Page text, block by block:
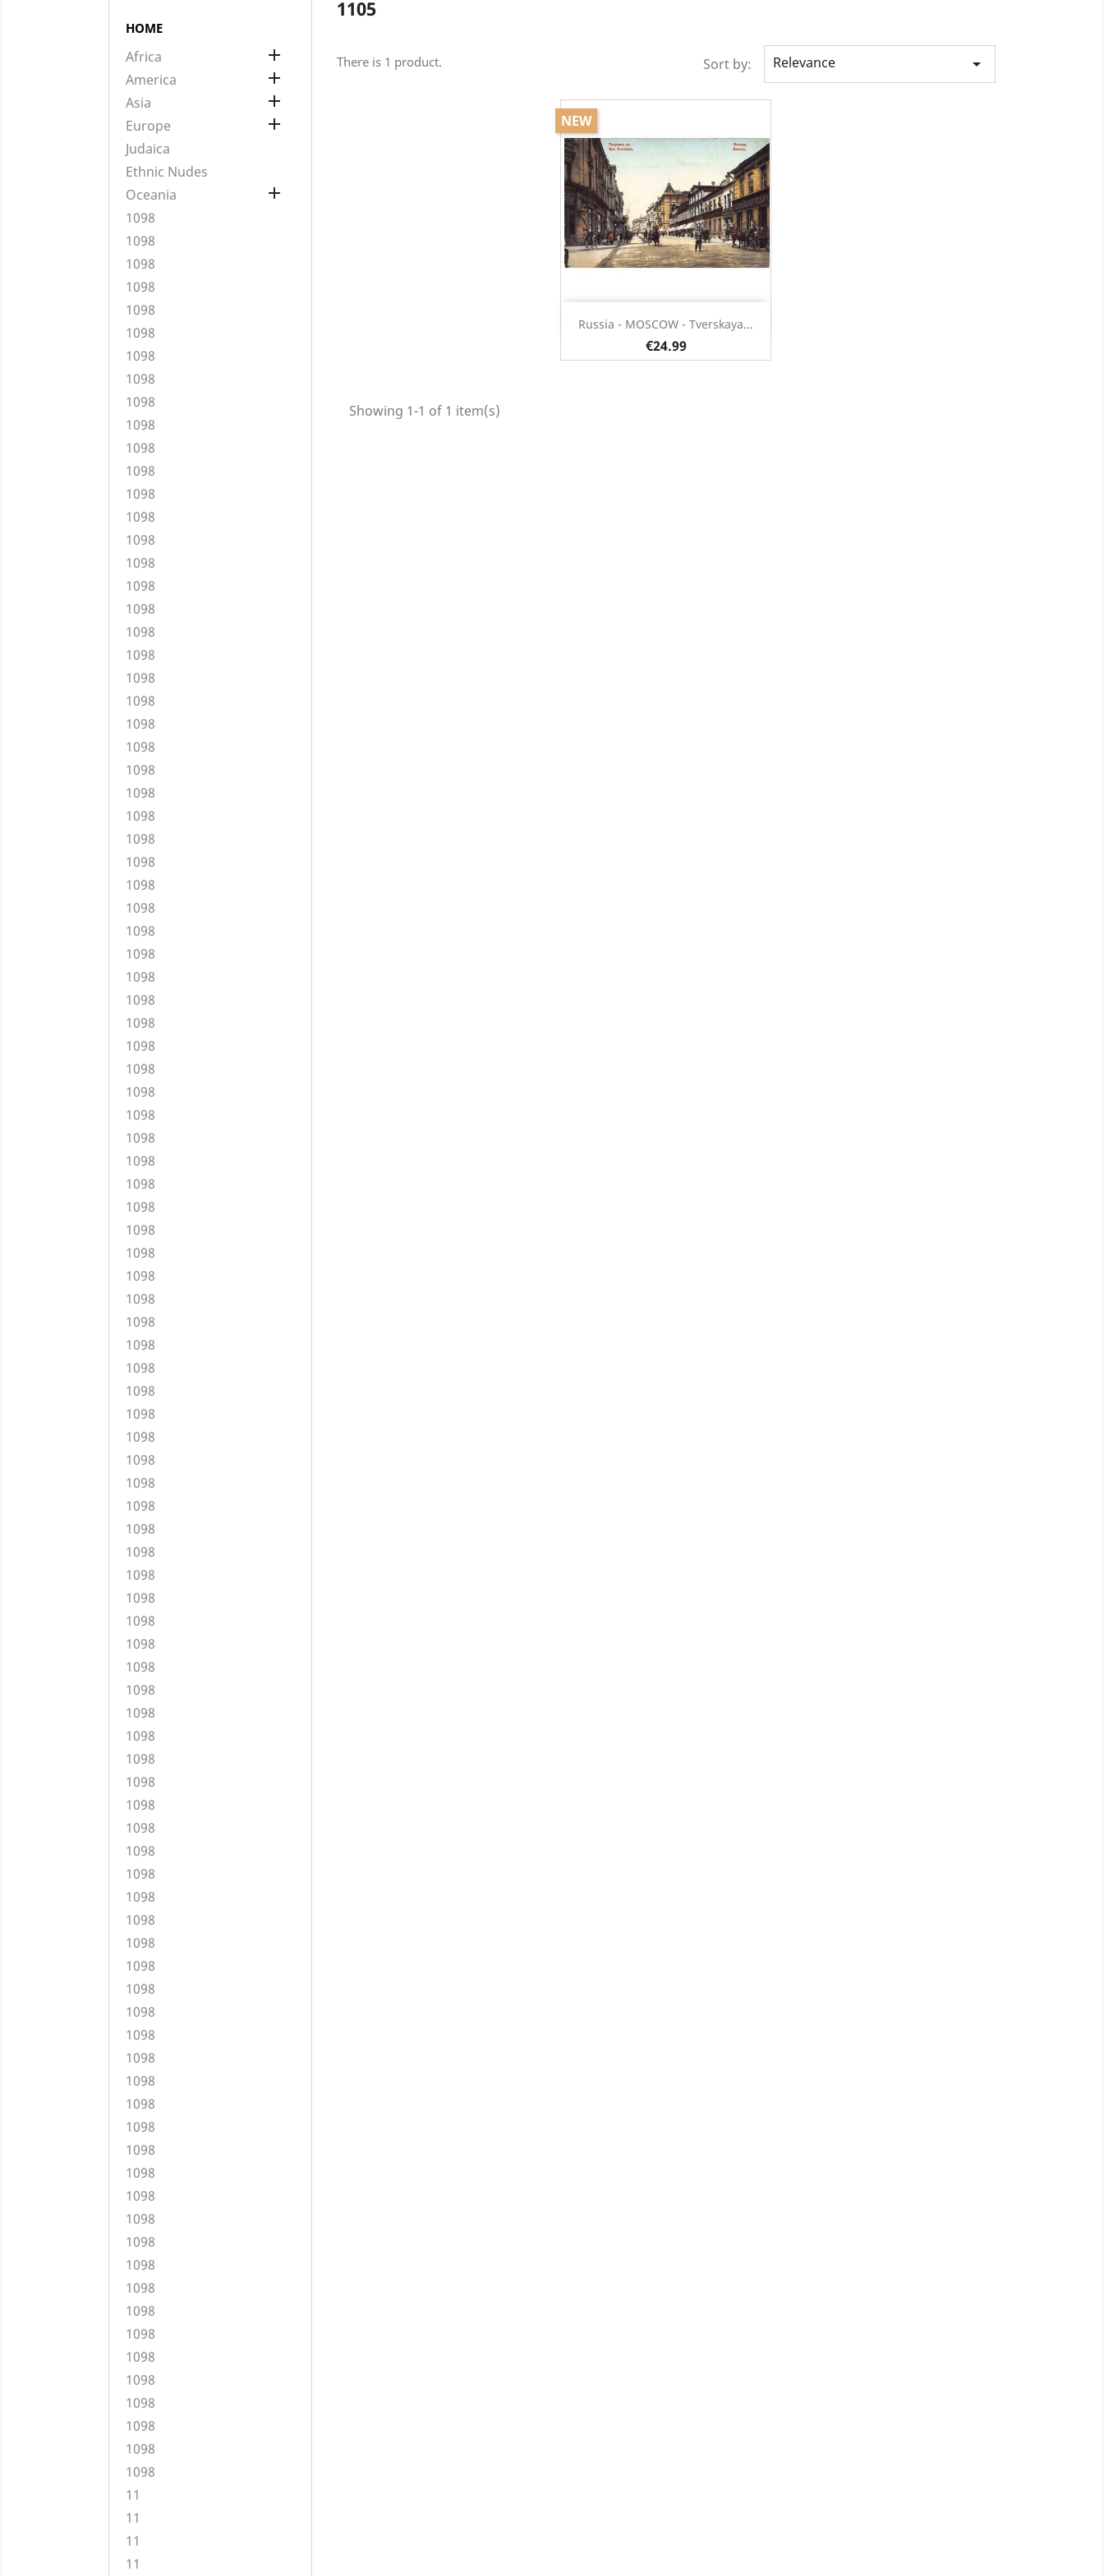
HOME
Africa 
America 
Asia 
Europe 
Judaica
Ethnic Nudes
Oceania

1098
1098
1098
1098
1098
1098
1098
1098
1098
1098
1098
1098
1098
1098
1098
1098
1098
1098
1098
1098
1098
1098
1098
1098
1098
1098
1098
1098
1098
1098
1098
1098
1098
1098
1098
1098
1098
1098
1098
1098
1098
1098
1098
1098
1098
1098
1098
1098
1098
1098
1098
1098
1098
1098
1098
1098
1098
1098
1098
1098
1098
1098
1098
1098
1098
1098
1098
1098
1098
1098
1098
1098
1098
1098
1098
1098
1098
1098
1098
1098
1098
1098
1098
1098
1098
1098
1098
1098
1098
1098
1098
1098
1098
1098
1098
1098
1098
1098
1098
11
11
11
11
1105
There is 1 product. Sort by: Relevance 
Russia - MOSCOW - Tverskaya...
€24.99
NEW
Quick view
Showing 1-1 of 1 item(s)